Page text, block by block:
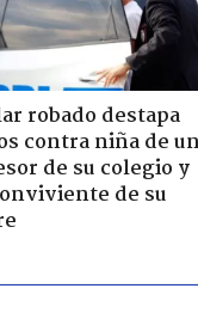
robado destapa
contra niña de
de su colegio y
de su